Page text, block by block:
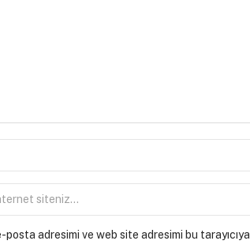
posta adresimi ve web site adresimi bu tarayıcıya